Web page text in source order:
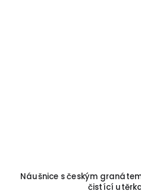
Náušnice s českým
čistící